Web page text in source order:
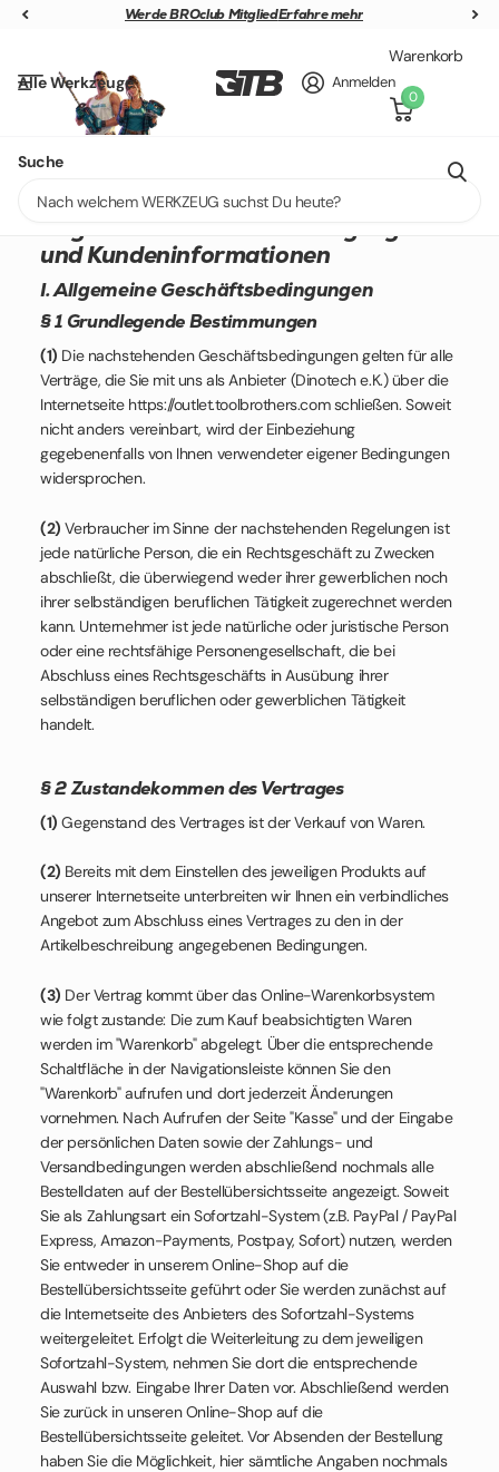
Werde BROclub MitgliedErfahre mehr
Werde BROclub Mitglied
Alle Werkzeuge
Suche
Anmelden
Warenkorb
0
AGB
und Kundeninformationen
I. Allgemeine Geschäftsbedingungen
§ 1 Grundlegende Bestimmungen
(1) Die nachstehenden Geschäftsbedingungen gelten für alle
Verträge, die Sie mit uns als Anbieter (Dinotech e.K.) über die
Internetseite https://outlet.toolbrothers.com schließen. Soweit
nicht anders vereinbart, wird der Einbeziehung
gegebenenfalls von Ihnen verwendeter eigener Bedingungen
widersprochen.
(2) Verbraucher im Sinne der nachstehenden Regelungen ist
jede natürliche Person, die ein Rechtsgeschäft zu Zwecken
abschließt, die überwiegend weder ihrer gewerblichen noch
ihrer selbständigen beruflichen Tätigkeit zugerechnet werden
kann. Unternehmer ist jede natürliche oder juristische Person
oder eine rechtsfähige Personengesellschaft, die bei
Abschluss eines Rechtsgeschäfts in Ausübung ihrer
selbständigen beruflichen oder gewerblichen Tätigkeit
handelt.
§ 2 Zustandekommen des Vertrages
(1) Gegenstand des Vertrages ist der Verkauf von Waren.
(2) Bereits mit dem Einstellen des jeweiligen Produkts auf
unserer Internetseite unterbreiten wir Ihnen ein verbindliches
Angebot zum Abschluss eines Vertrages zu den in der
Artikelbeschreibung angegebenen Bedingungen.
(3) Der Vertrag kommt über das Online-Warenkorbsystem
wie folgt zustande: Die zum Kauf beabsichtigten Waren
werden im "Warenkorb" abgelegt. Über die entsprechende
Schaltfläche in der Navigationsleiste können Sie den
"Warenkorb" aufrufen und dort jederzeit Änderungen
vornehmen. Nach Aufrufen der Seite "Kasse" und der Eingabe
der persönlichen Daten sowie der Zahlungs- und
Versandbedingungen werden abschließend nochmals alle
Bestelldaten auf der Bestellübersichtsseite angezeigt. Soweit
Sie als Zahlungsart ein Sofortzahl-System (z.B. PayPal / PayPal
Express, Amazon-Payments, Postpay, Sofort) nutzen, werden
Sie entweder in unserem Online-Shop auf die
Bestellübersichtsseite geführt oder Sie werden zunächst auf
die Internetseite des Anbieters des Sofortzahl-Systems
weitergeleitet. Erfolgt die Weiterleitung zu dem jeweiligen
Sofortzahl-System, nehmen Sie dort die entsprechende
Auswahl bzw. Eingabe Ihrer Daten vor. Abschließend werden
Sie zurück in unseren Online-Shop auf die
Bestellübersichtsseite geleitet. Vor Absenden der Bestellung
haben Sie die Möglichkeit, hier sämtliche Angaben nochmals